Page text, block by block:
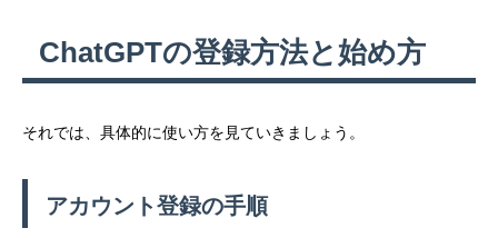
ChatGPTの登録方法と始め方
それでは、具体的に使い方を見ていきましょう。
アカウント登録の手順